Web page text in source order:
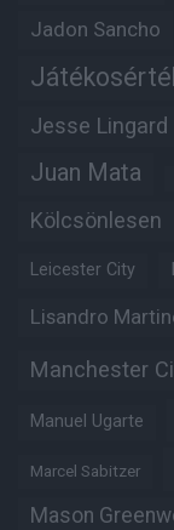
Jadon Sancho
Jesse Lingard
Juan Mata
Kölcsönlesen
Leicester City
Lisandro
Manchester
Manuel Ugarte
Marcel Sabitzer
Mason